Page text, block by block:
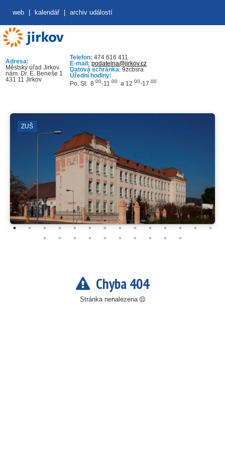
web kalendář archiv událostí
Adresa:
Městský úřad Jirkov
nám. Dr. E. Beneše 1
431 11 Jirkov
Telefon: 474 616 411
E-mail: podatelna@jirkov.cz
Datová schránka: 9zcbsra
Úřední hodiny:
Po, St: 8 00-11 00 a 12 00-17 00
ZUŠ
Chyba 404
Stránka nenalezena